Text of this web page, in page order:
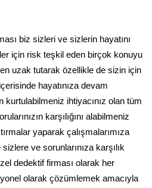
biz sizleri ve sizlerin hayatını
için risk teşkil eden birçok konuyu
uzak tutarak özellikle de sizin için
hayatınıza devam
ihtiyacınız olan tüm
karşılığını alabilmeniz
yaparak çalışmalarımıza
ve sorunlarınıza karşılık
dedektif firması olarak her
olarak çözümlemek amacıyla